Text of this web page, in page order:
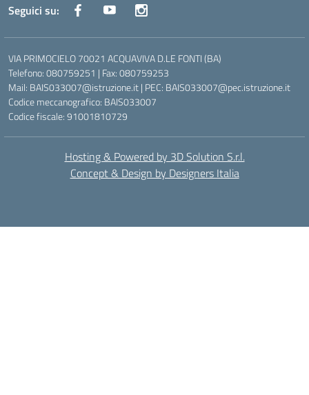
Seguici su:
VIA PRIMOCIELO 70021 ACQUAVIVA D.LE FONTI (BA)
Telefono: 080759251 | Fax: 080759253
Mail: BAIS033007@istruzione.it | PEC: BAIS033007@pec.istruzione.it
Codice meccanografico: BAIS033007
Codice fiscale: 91001810729
Hosting & Powered by 3D Solution S.r.l.
Concept & Design by Designers Italia